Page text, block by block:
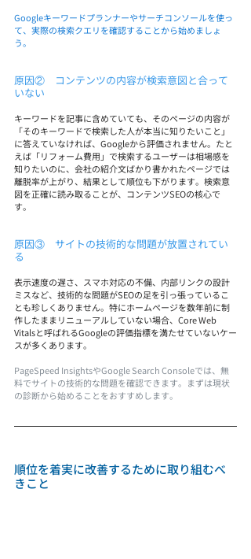
Googleキーワードプランナーやサーチコンソールを使っ
て、実際の検索クエリを確認することから始めましょ
う。
原因②　コンテンツの内容が検索意図と合って
いない
キーワードを記事に含めていても、そのページの内容が
「そのキーワードで検索した人が本当に知りたいこと」
に答えていなければ、Googleから評価されません。たと
えば「リフォーム費用」で検索するユーザーは相場感を
知りたいのに、会社の紹介文ばかり書かれたページでは
離脱率が上がり、結果として順位も下がります。検索意
図を正確に読み取ることが、コンテンツSEOの核心で
す。
原因③　サイトの技術的な問題が放置されてい
る
表示速度の遅さ、スマホ対応の不備、内部リンクの設計
ミスなど、技術的な問題がSEOの足を引っ張っているこ
とも珍しくありません。特にホームページを数年前に制
作したままリニューアルしていない場合、Core Web
Vitalsと呼ばれるGoogleの評価指標を満たせていないケー
スが多くあります。
PageSpeed InsightsやGoogle Search Consoleでは、無
料でサイトの技術的な問題を確認できます。まずは現状
の診断から始めることをおすすめします。
順位を着実に改善するために取り組むべ
きこと